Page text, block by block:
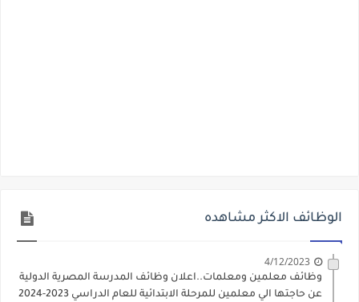
الوظائف الاكثر مشاهده
4/12/2023
وظائف معلمين ومعلمات..اعلان وظائف المدرسة المصرية الدولية
عن حاجتها الي معلمين للمرحلة الابتدائية للعام الدراسي 2023-2024